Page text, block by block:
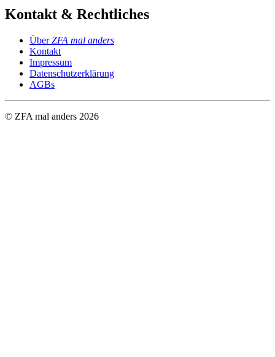
Kontakt & Rechtliches
ÜberZFA mal anders
Kontakt
Impressum
Datenschutzerklärung
AGBs
© ZFA mal anders 2026